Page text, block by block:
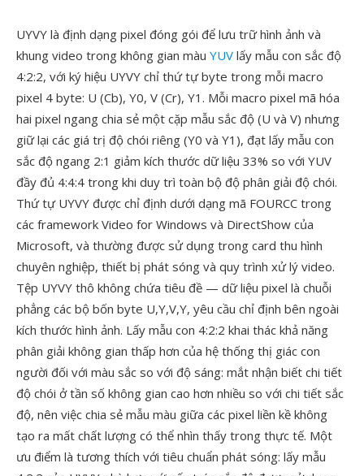
UYVY là định dạng pixel đóng gói để lưu trữ hình ảnh và
khung video trong không gian màu YUV lấy mẫu con sắc độ
4:2:2, với ký hiệu UYVY chỉ thứ tự byte trong mỗi macro
pixel 4 byte: U (Cb), Y0, V (Cr), Y1. Mỗi macro pixel mã hóa
hai pixel ngang chia sẻ một cặp mẫu sắc độ (U và V) nhưng
giữ lại các giá trị độ chói riêng (Y0 và Y1), đạt lấy mẫu con
sắc độ ngang 2:1 giảm kích thước dữ liệu 33% so với YUV
đầy đủ 4:4:4 trong khi duy trì toàn bộ độ phân giải độ chói.
Thứ tự UYVY được chỉ định dưới dạng mã FOURCC trong
các framework Video for Windows và DirectShow của
Microsoft, và thường được sử dụng trong card thu hình
chuyên nghiệp, thiết bị phát sóng và quy trình xử lý video.
Tệp UYVY thô không chứa tiêu đề — dữ liệu pixel là chuỗi
phẳng các bộ bốn byte U,Y,V,Y, yêu cầu chỉ định bên ngoài
kích thước hình ảnh. Lấy mẫu con 4:2:2 khai thác khả năng
phân giải không gian thấp hơn của hệ thống thị giác con
người đối với màu sắc so với độ sáng: mắt nhận biết chi tiết
độ chói ở tần số không gian cao hơn nhiều so với chi tiết sắc
độ, nên việc chia sẻ mẫu màu giữa các pixel liền kề không
tạo ra mất chất lượng có thể nhìn thấy trong thực tế. Một
ưu điểm là tương thích với tiêu chuẩn phát sóng: lấy mẫu